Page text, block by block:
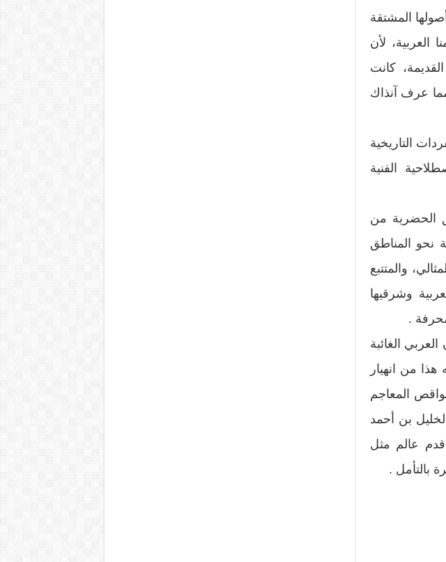
المشتقة
لأن
كانت
عرف آنذاك
التاريخية
الفنية
الحضرية من
نحو المناطق
والمتتبع
وشرقيها
.
الغائبة
هذا من انهيار
المعاجم
بن أحمد
عالم مثل
بالتأمل .